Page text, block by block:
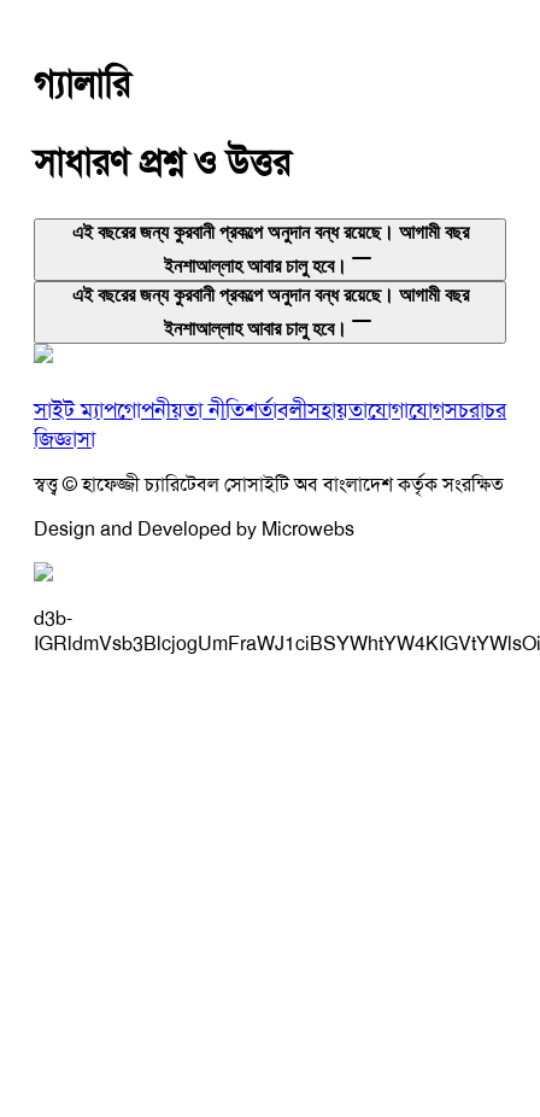
গ্যালারি
সাধারণ প্রশ্ন ও উত্তর
এই বছরের জন্য কুরবানী প্রকল্পে অনুদান বন্ধ রয়েছে। আগামী বছর
ইনশাআল্লাহ আবার চালু হবে।
এই বছরের জন্য কুরবানী প্রকল্পে অনুদান বন্ধ রয়েছে। আগামী বছর
ইনশাআল্লাহ আবার চালু হবে।
সাইট ম্যাপগোপনীয়তা নীতিশর্তাবলীসহায়তাযোগাযোগসচরাচর
জিজ্ঞাসা
স্বত্ত্ব © হাফেজ্জী চ্যারিটেবল সোসাইটি অব বাংলাদেশ কর্তৃক সংরক্ষিত
Design and Developed by Microwebs
d3b-